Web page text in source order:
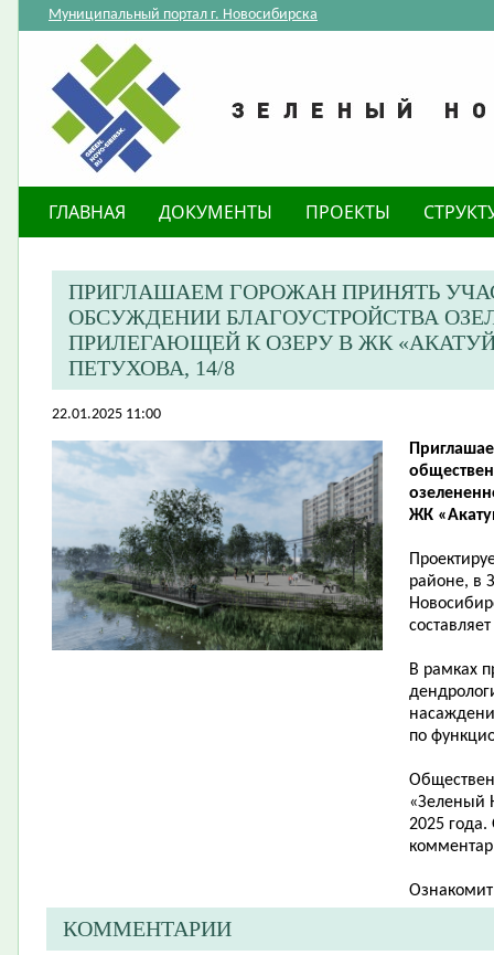
Муниципальный портал г. Новосибирска
ГЛАВНАЯ ДОКУМЕНТЫ ПРОЕКТЫ
ПРИГЛАШАЕМ ГОРОЖАН ПРИНЯТЬ
ОБСУЖДЕНИИ БЛАГОУСТРОЙСТВА
ПРИЛЕГАЮЩЕЙ К ОЗЕРУ В ЖК
ПЕТУХОВА, 14/8
22.01.2025 11:00
ЖК
районе, в
В рамках
по
«Зеленый
2025
КОММЕНТАРИИ